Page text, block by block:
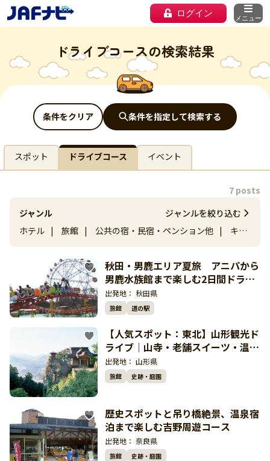
ログイン メニュー
ドライブコースの検索結果
条件をクリア 条件を指定して検索する
スポット ドライブコース イベント
ジャンル
ホテル | 旅館 | 公共の宿・民宿・ペンション他 |
キャ
ジャンルを絞り込む
7 posts
秋田・男鹿エリア夏旅 アニパから
男鹿水族館まで楽しむ2日間ドライ
ブ
出発地： 秋田県
旅館 道の駅
【人気スポット：東北】山形観光ド
ライブ｜山寺・老舗スイーツ・温泉
を巡るゆったり旅
出発地： 山形県
旅館 史跡・庭園
歴史スポットと吊り橋絶景、温泉宿
泊まで楽しむ吉野周遊コース
出発地： 奈良県
旅館 史跡・庭園